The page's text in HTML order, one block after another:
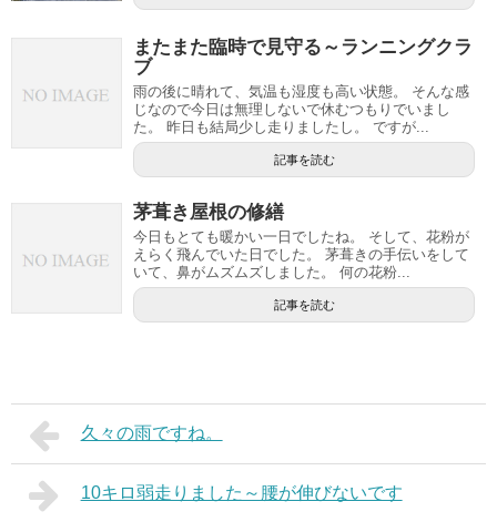
またまた臨時で見守る～ランニングクラ
ブ
雨の後に晴れて、気温も湿度も高い状態。 そんな感
じなので今日は無理しないで休むつもりでいまし
た。 昨日も結局少し走りましたし。 ですが...
記事を読む
茅葺き屋根の修繕
今日もとても暖かい一日でしたね。 そして、花粉が
えらく飛んでいた日でした。 茅葺きの手伝いをして
いて、鼻がムズムズしました。 何の花粉...
記事を読む
久々の雨ですね。
10キロ弱走りました～腰が伸びないです